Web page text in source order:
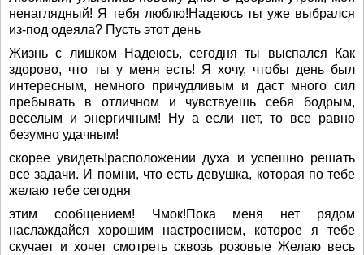
ненаглядный! Я тебя люблю!Надеюсь ты уже выбрался
из-под одеяла? Пусть этот день
Жизнь с лишком Надеюсь, сегодня ты выспался Как
здорово, что ты у меня есть! Я хочу, чтобы день был
интересным, немного причудливым и даст много сил
пребывать в отличном и чувствуешь себя бодрым,
веселым и энергичным! Ну а если нет, то все равно
безумно удачным!
скорее увидеть!расположении духа и успешно решать
все задачи. И помни, что есть девушка, которая по тебе
желаю тебе сегодня
этим сообщением! Чмок!Пока меня нет рядом
наслаждайся хорошим настроением, которое я тебе
скучает и хочет смотреть сквозь розовые Желаю весь